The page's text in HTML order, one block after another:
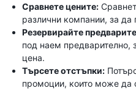
Сравнете цените:
различни компании, за да
Резервирайте
под наем предварително,
цена.
Търсете отстъпки:
промоции, които може да